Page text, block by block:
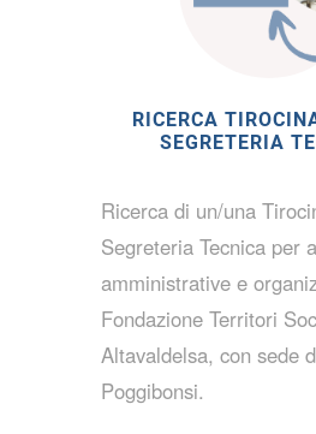
RICERCA
SEGRETERIA
Ricerca di un/una
Segreteria Tecnica per
amministrative e
Fondazione Territori
Altavaldelsa, con sede
Poggibonsi.